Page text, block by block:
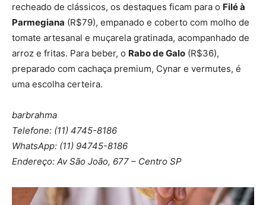
recheado de clássicos, os destaques ficam para o Filé à
Parmegiana (R$79), empanado e coberto com molho de
tomate artesanal e muçarela gratinada, acompanhado de
arroz e fritas. Para beber, o Rabo de Galo (R$36),
preparado com cachaça premium, Cynar e vermutes, é
uma escolha certeira.
barbrahma
Telefone: (11) 4745-8186
WhatsApp: (11) 94745-8186
Endereço: Av São João, 677 – Centro SP